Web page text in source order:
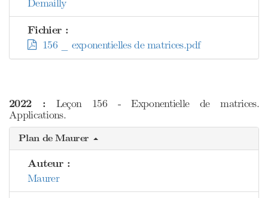
Demailly
Fichier :
156 _ exponentielles de matrices.pdf
2022 : Leçon 156 - Exponentielle de matrices.
Applications.
Plan de Maurer
Auteur :
Maurer